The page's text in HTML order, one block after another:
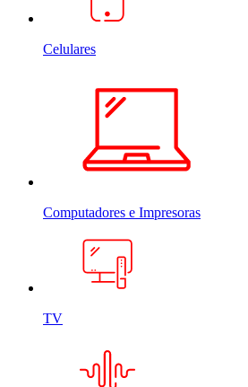
Celulares
Computadores e Impresoras
TV